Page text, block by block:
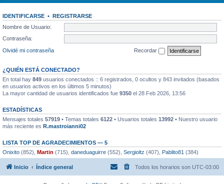
IDENTIFICARSE • REGISTRARSE
Nombre de Usuario:
Contraseña:
Olvidé mi contraseña
Recordar
¿QUIÉN ESTÁ CONECTADO?
En total hay 849 usuarios conectados :: 6 registrados, 0 ocultos y 843 invitados (basados
en usuarios activos en los últimos 5 minutos)
La mayor cantidad de usuarios identificados fue 9350 el 28 Feb 2026, 13:56
ESTADÍSTICAS
Mensajes totales 57919 • Temas totales 6122 • Usuarios totales 13992 • Nuestro usuario
más reciente es R.mastroianni02
LISTA TOP DE AGRADECIMIENTOS — 5
Onixito (852), Martin (715), daneduaguirre (552), Sergioltz (407), Pablito81 (384)
Inicio Índice general Todos los horarios son UTC-03:00